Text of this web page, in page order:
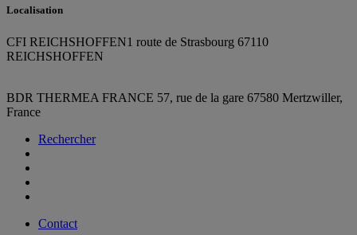
Localisation
CFI REICHSHOFFEN1 route de Strasbourg 67110
REICHSHOFFEN
BDR THERMEA FRANCE 57, rue de la gare 67580 Mertzwiller,
France
Rechercher
Contact